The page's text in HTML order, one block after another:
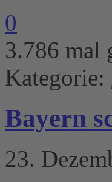
0
3.786 mal
Kategorie:
Bayern
23.